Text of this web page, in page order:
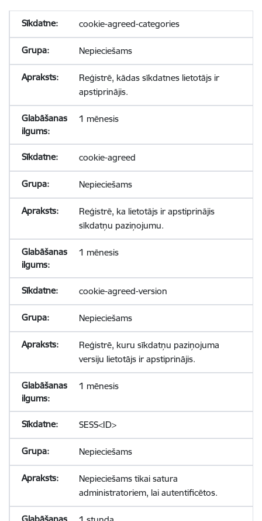
cookie-agreed-categories
Nepieciešams
Reģistrē, kādas sīkdatnes lietotājs ir
apstiprinājis.
1 mēnesis
cookie-agreed
Nepieciešams
Reģistrē, ka lietotājs ir apstiprinājis
sīkdatņu paziņojumu.
1 mēnesis
cookie-agreed-version
Nepieciešams
Reģistrē, kuru sīkdatņu paziņojuma
versiju lietotājs ir apstiprinājis.
1 mēnesis
SESS<ID>
Nepieciešams
Nepieciešams tikai satura
administratoriem, lai autentificētos.